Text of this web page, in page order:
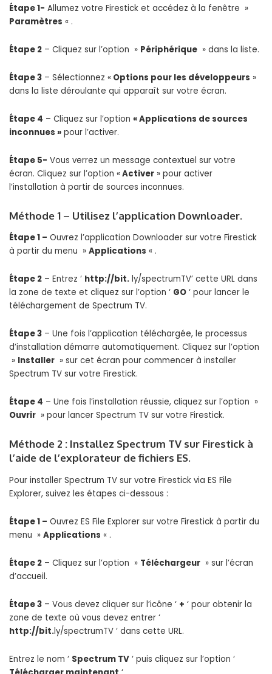
Étape 1- Allumez votre Firestick et accédez à la fenêtre »
Paramètres « .
Étape 2 – Cliquez sur l’option » Périphérique » dans la liste.
Étape 3 – Sélectionnez « Options pour les développeurs »
dans la liste déroulante qui apparaît sur votre écran.
Étape 4 – Cliquez sur l’option « Applications de sources
inconnues » pour l’activer.
Étape 5- Vous verrez un message contextuel sur votre
écran. Cliquez sur l’option «Activer » pour activer
l’installation à partir de sources inconnues.
Méthode 1 – Utilisez l’application Downloader.
Étape 1 – Ouvrez l’application Downloader sur votre Firestick
à partir du menu » Applications « .
Étape 2 – Entrez ‘ http://bit. ly/spectrumTV’ cette URL dans
la zone de texte et cliquez sur l’option ‘ GO ‘ pour lancer le
téléchargement de Spectrum TV.
Étape 3 – Une fois l’application téléchargée, le processus
d’installation démarre automatiquement. Cliquez sur l’option
» Installer » sur cet écran pour commencer à installer
Spectrum TV sur votre Firestick.
Étape 4 – Une fois l’installation réussie, cliquez sur l’option »
Ouvrir » pour lancer Spectrum TV sur votre Firestick.
Méthode 2 : Installez Spectrum TV sur Firestick à
l’aide de l’explorateur de fichiers ES.
Pour installer Spectrum TV sur votre Firestick via ES File
Explorer, suivez les étapes ci-dessous :
Étape 1 – Ouvrez ES File Explorer sur votre Firestick à partir du
menu » Applications « .
Étape 2 – Cliquez sur l’option » Téléchargeur » ​​sur l’écran
d’accueil.
Étape 3 – Vous devez cliquer sur l’icône ‘ + ‘ pour obtenir la
zone de texte où vous devez entrer ‘
http://bit.ly/spectrumTV ‘ dans cette URL.
Entrez le nom ‘ Spectrum TV ‘ puis cliquez sur l’option ‘